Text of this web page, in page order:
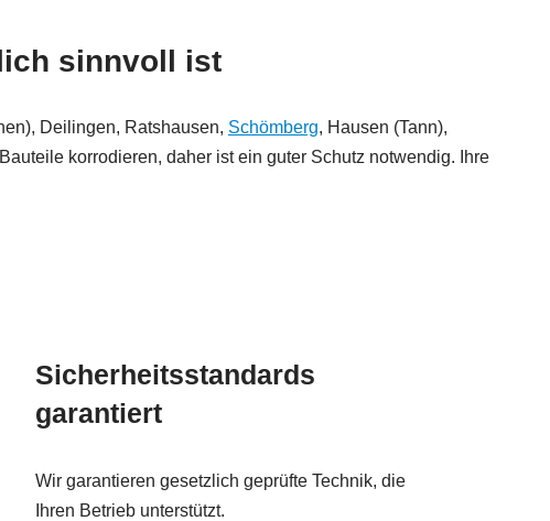
sinnvoll ist
Deilingen, Ratshausen, Schömberg, Hausen (Tann),
korrodieren, daher ist ein guter Schutz notwendig. Ihre
Sicherheitsstandards
garantiert
Wir garantieren gesetzlich geprüfte Technik, die
Ihren Betrieb unterstützt.